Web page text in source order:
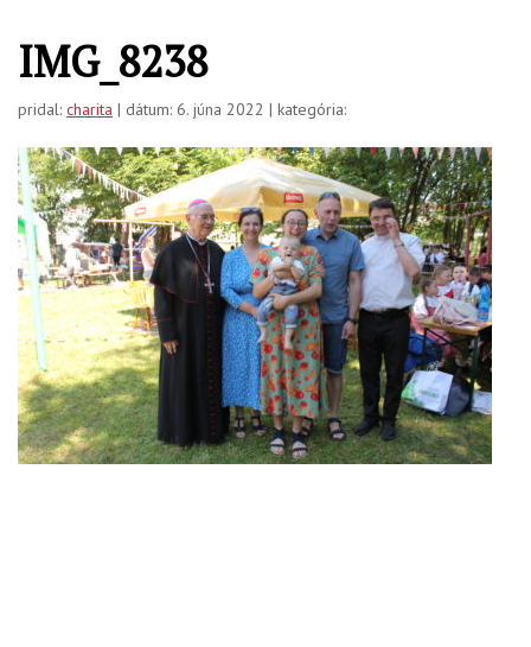
IMG_8238
pridal: charita | dátum: 6. júna 2022 | kategória: